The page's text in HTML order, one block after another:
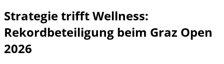
Strategie trifft Wellness:
Rekordbeteiligung beim Graz Open
2026